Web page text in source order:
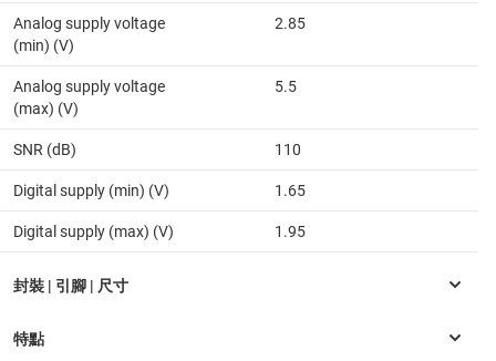
Analog supply voltage
(min) (V)
2.85
Analog supply voltage
(max) (V)
5.5
SNR (dB) 110
Digital supply (min) (V) 1.65
Digital supply (max) (V) 1.95